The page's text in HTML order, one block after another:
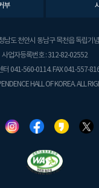
부
남도 천안시 동남구 목천읍 독립기
사업자등록번호 : 312-82-02552
터 041-560-0114. FAX 041-557-
HALL OF KOREA. ALL